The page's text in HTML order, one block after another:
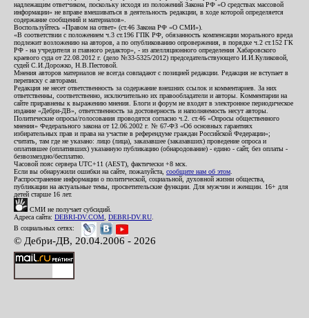
надлежащим ответчиком, поскольку исходя из положений Закона РФ «О средствах массовой
информации» не вправе вмешиваться в деятельность редакции, в ходе которой определяется
содержание сообщений и материалов».
Воспользуйтесь «Правом на ответ» (ст.46 Закона РФ «О СМИ»).
«В соответствии с положением ч.3 ст.196 ГПК РФ, обязанность компенсации морального вреда
подлежит возложению на авторов, а по опубликованию опровержения, в порядке ч.2 ст.152 ГК
РФ - на учредителя и главного редактор», - из апелляционного определения Хабаровского
краевого суда от 22.08.2012 г. (дело №33-5325/2012) председательствующего И.И.Куликовой,
судей С.И.Дорожко, Н.В.Пестовой.
Мнения авторов материалов не всегда совпадают с позицией редакции. Редакция не вступает в
переписку с авторами.
Редакция не несет ответственность за содержание внешних ссылок и комментариев. За них
ответственны, соответственно, исключительно их правообладатели и авторы. Комментарии на
сайте приравнены к выражению мнения. Блоги и форум не входят в электронное периодическое
издание «Дебри-ДВ», ответственность за достоверность и наполняемость несут авторы.
Политические опросы/голосования проводятся согласно ч.2. ст.46 «Опросы общественного
мнения» Федерального закона от 12.06.2002 г. № 67-ФЗ «Об основных гарантиях
избирательных прав и права на участие в референдуме граждан Российской Федерации»;
считать, там где не указано: лицо (лица), заказавшее (заказавших) проведение опроса и
оплатившее (оплативших) указанную публикацию (обнародование) - едино - сайт, без оплаты -
безвозмездно/бесплатно.
Часовой пояс сервера UTC+11 (AEST), фактически +8 мск.
Если вы обнаружили ошибки на сайте, пожалуйста, сообщите нам об этом
Распространение информации о политической, социальной, духовной жизни общества,
публикации на актуальные темы, просветительские функции. Для мужчин и женщин. 16+ для
детей старше 16 лет.
СМИ не получает субсидий.
Адреса сайта: DEBRI-DV.COM DEBRI-DV.RU
В социальных сетях:
© Дебри-ДВ, 20.04.2006 - 2026